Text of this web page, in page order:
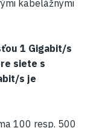
kabelážnymi
1 Gigabit/s
siete s
s je
100 resp. 500